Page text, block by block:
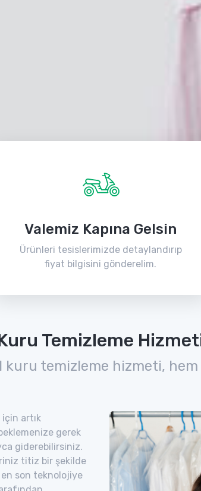
Valemiz Kapına Gelsin
Ürünleri tesislerimizde detaylandırıp
fiyat bilgisini gönderelim.
Temizleme
temizleme hizmeti,
artık
gerek
giderebilirsiniz.
titiz bir şekilde
son teknolojiye